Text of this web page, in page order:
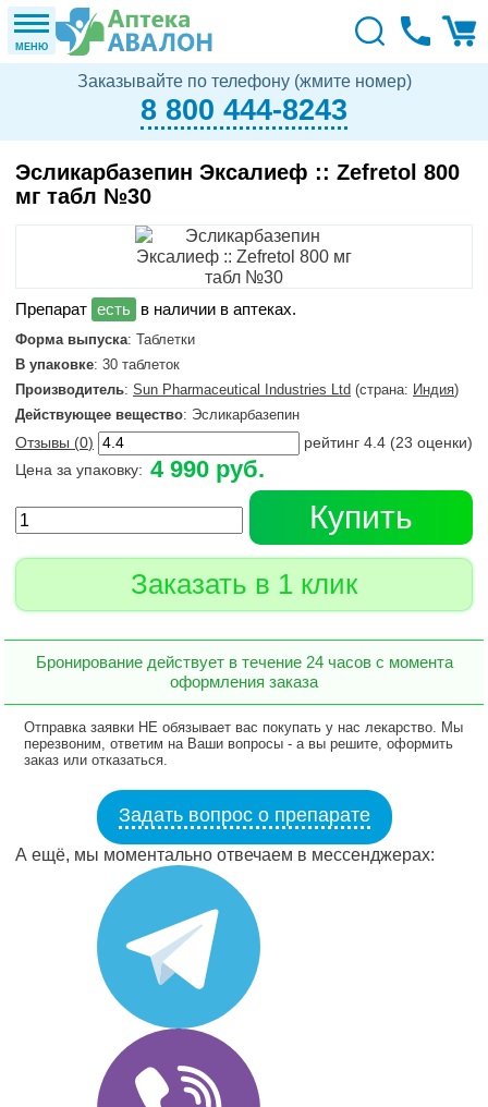
МЕНЮ
Заказывайте по телефону (жмите номер)
8 800 444-8243
Эсликарбазепин Эксалиеф :: Zefretol 800
мг табл №30
в наличии в аптеках.
Форма выпуска: Таблетки
В упаковке: 30 таблеток
Производитель: Sun Pharmaceutical Industries Ltd (страна: Индия)
Действующее вещество: Эсликарбазепин
Отзывы (0) рейтинг 4.4 (23 оценки)
Цена за упаковку: 4 990 руб.
Купить
Заказать в 1 клик
Бронирование действует в течение 24 часов с момента
оформления заказа
Отправка заявки НЕ обязывает вас покупать у нас лекарство. Мы
перезвоним, ответим на Ваши вопросы - а вы решите, оформить
заказ или отказаться.
Задать вопрос о препарате
А ещё, мы моментально отвечаем в мессенджерах: